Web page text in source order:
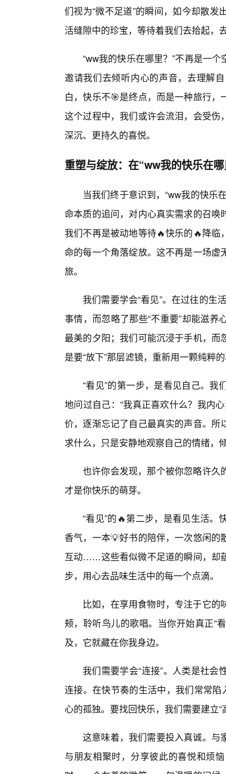
们视为“微不足道”的瞬间，如今却散
活缝隙中的珍宝，等待着我们去拾起，
“ww我的快乐在哪里？”不再是一
邀请我们去倾听内心的声音，去理解
白，快乐不🎯是终点，而是一种旅行
这个过程中，我们或许会流泪，会受
深沉、更持久的喜悦。
重塑与绽放：在“ww我的快乐在
当我们终于意识到，“ww我的快乐
命本质的追问，对内心真实需求的召
我们不再是被动地等待🔥快乐的🔥降
命的每一个角落绽放。这不再是一场
旅。
我们需要学会“看见”。在过往的生
事情，而忽略了那些“不重要”却能滋
最美的夕阳；我们可能沉浸于手机，
是要“放下”那层滤镜，重新用一颗纯粹
“看见”的第一步，是看见自己。
地问过自己：“我真正喜欢什么？我内
价，逐渐忘记了自己最真实的声音。
求什么，只是安静地观察自己的情绪，
也许你会发现，那个被你忽略许久
才是你快乐的萌芽。
“看见”的🔥第二步，是看见生活
香气，一本💡好书的陪伴，一次悠闲
互动……这些看似微不足道的瞬间，却
步，用心去品味生活中的每一个点滴。
比如，在享用食物时，专注于它
颊，聆听鸟儿的歌唱。当你开始真正“
及，它就藏在你我身边。
我们需要学会“连接”。人类是社
连接。在快节奏的生活中，我们常常
心的孤独。要找回快乐，我们需要建立“
这意味着，我们需要投入真诚。与
与朋友相聚时，分享彼此的喜悦和烦